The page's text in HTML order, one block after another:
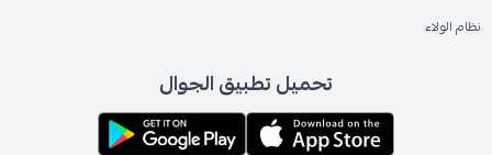
نظام الولاء
تحميل تطبيق الجوال